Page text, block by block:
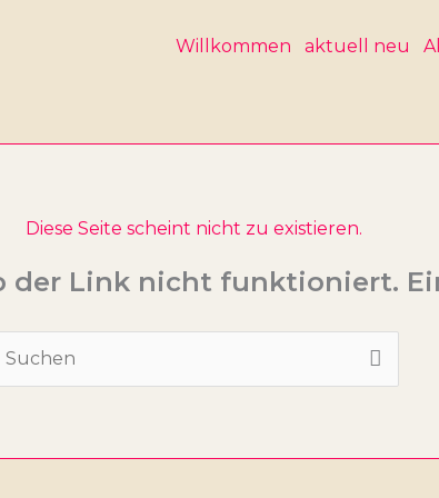
Willkommen aktuell neu
Diese Seite scheint nicht zu existieren.
der Link nicht funktioniert.